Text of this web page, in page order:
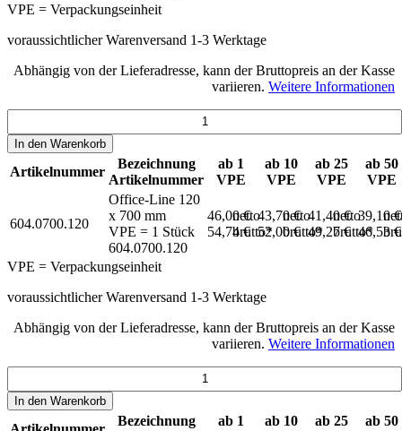
VPE = Verpackungseinheit
voraussichtlicher Warenversand 1-3 Werktage
Abhängig von der Lieferadresse, kann der Bruttopreis an der Kasse
variieren. Weitere Informationen
In den Warenkorb
Artikelnummer
Bezeichnung
Artikelnummer
ab 1
VPE
ab 10
VPE
ab 25
VPE
ab 50
VPE
604.0700.120
Office-Line 120
x 700 mm
VPE = 1 Stück
604.0700.120
46,00 €
netto
54,74 €
brutto*
43,70 €
netto
52,00 €
brutto*
41,40 €
netto
49,27 €brutto*
39,10
46,53
VPE = Verpackungseinheit
voraussichtlicher Warenversand 1-3 Werktage
Abhängig von der Lieferadresse, kann der Bruttopreis an der Kasse
variieren. Weitere Informationen
In den Warenkorb
Bezeichnung
ab 1
ab 10
ab 25
ab 50